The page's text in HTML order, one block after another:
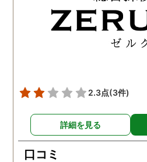
2.3点(3件)
詳細を見る
口コミ